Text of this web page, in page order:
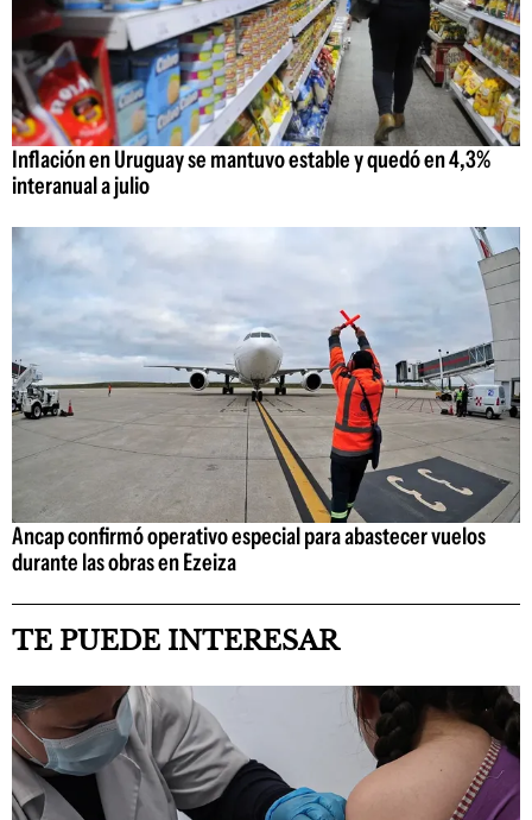
Inflación en Uruguay se mantuvo estable y quedó en 4,3%
interanual a julio
Ancap confirmó operativo especial para abastecer vuelos
durante las obras en Ezeiza
TE PUEDE INTERESAR